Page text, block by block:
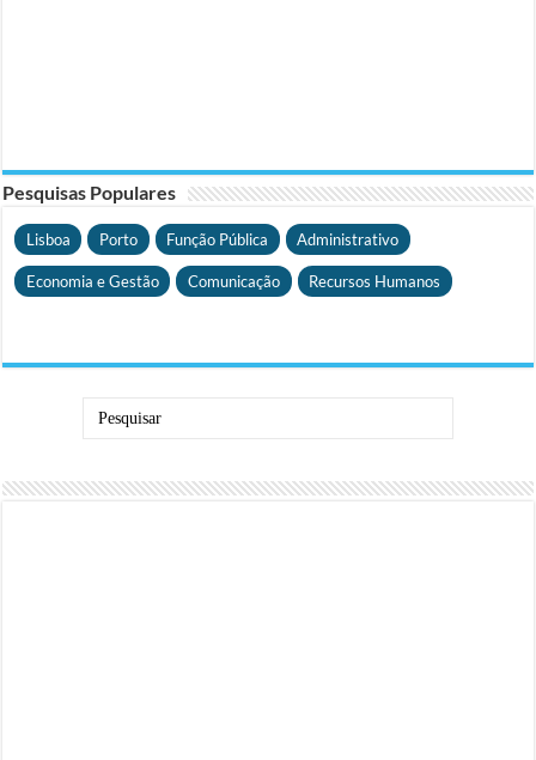
Pesquisas Populares
Lisboa Porto Função Pública Administrativo
Economia e Gestão Comunicação Recursos Humanos